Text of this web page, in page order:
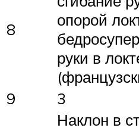
8
опорой
руки в
9 3
Наклон в